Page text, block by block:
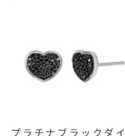
プラチナブラックダイ